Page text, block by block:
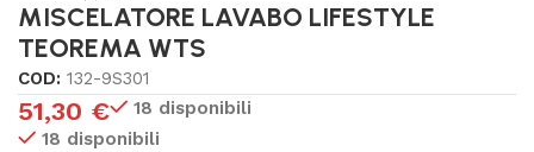
MISCELATORE LAVABO LIFESTYLE
TEOREMA WTS
COD: 132-9S301
51,30 €
18 disponibili
18 disponibili